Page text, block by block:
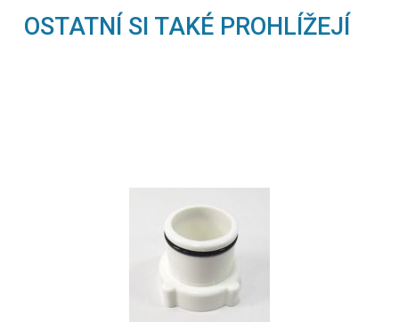
OSTATNÍ SI TAKÉ PROHLÍŽEJÍ